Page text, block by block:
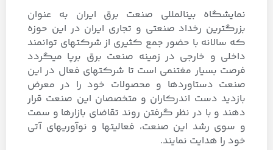
نمايشگاه بين­المللي صنعت برق ايران به عنوان
بزرگترين رخداد صنعتي و تجاري ايران در اين حوزه
كه سالانه با حضور جمع كثيري از شركت­هاي توانمند
داخلي و خارجي در زمينه صنعت برق برپا مي­گردد
فرصت بسيار مغتنمي است تا شركت­هاي فعال در اين
صنعت دستاوردها و محصولات خود را در معرض
بازديد دست اندركاران و متخصصان اين صنعت قرار
دهند و با در نظر گرفتن روند تقاضاي بازارها و سمت
و سوي رشد اين صنعت، فعاليت­ها و نوآوري­هاي آتي
خود را هدايت نمايند.